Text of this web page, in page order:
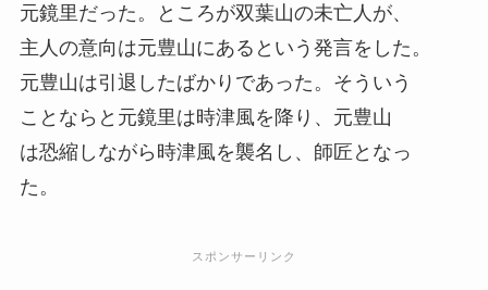
元鏡里だった。ところが双葉山の未亡人が、
主人の意向は元豊山にあるという発言をした。
元豊山は引退したばかりであった。そういう
ことならと元鏡里は時津風を降り、元豊山
は恐縮しながら時津風を襲名し、師匠となっ
た。
スポンサーリンク